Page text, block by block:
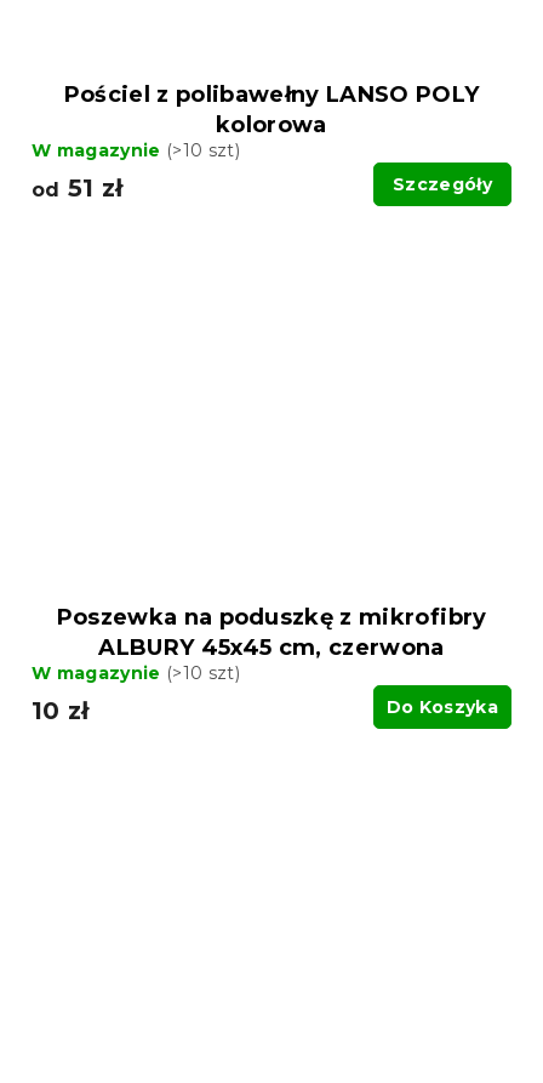
Pościel z polibawełny LANSO POLY
kolorowa
W magazynie (>10 szt)
od 51 zł Szczegóły
Poszewka na poduszkę z mikrofibry
ALBURY 45x45 cm, czerwona
W magazynie (>10 szt)
10 zł Do Koszyka